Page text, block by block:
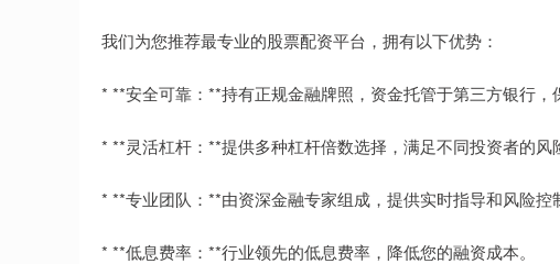
我们为您推荐最专业的股票配资平台，拥有以下优势：
* **安全可靠：**持有正规金融牌照，资金托管于第三方银行，
* **灵活杠杆：**提供多种杠杆倍数选择，满足不同投资者的风
* **专业团队：**由资深金融专家组成，提供实时指导和风险控
* **低息费率：**行业领先的低息费率，降低您的融资成本。